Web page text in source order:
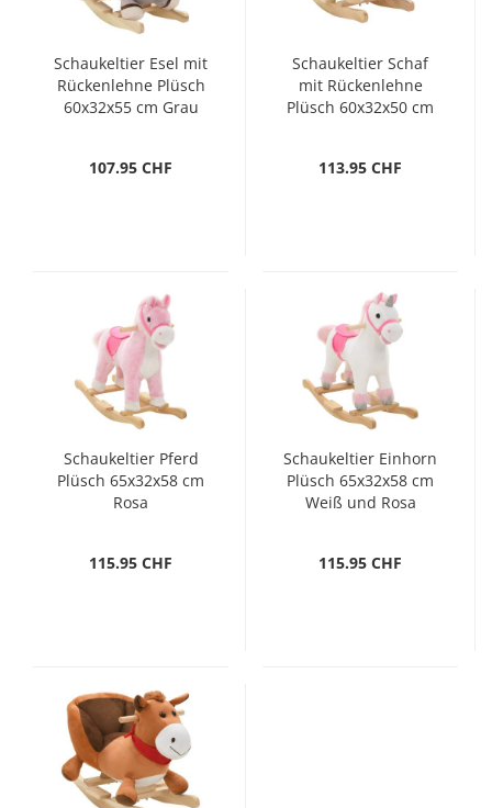
Schaukeltier Esel mit
Rückenlehne Plüsch
60x32x55 cm Grau
107.95 CHF
Schaukeltier Schaf
mit Rückenlehne
Plüsch 60x32x50 cm
113.95 CHF
Schaukeltier Pferd
Plüsch 65x32x58 cm
Rosa
115.95 CHF
Schaukeltier Einhorn
Plüsch 65x32x58 cm
Weiß und Rosa
115.95 CHF